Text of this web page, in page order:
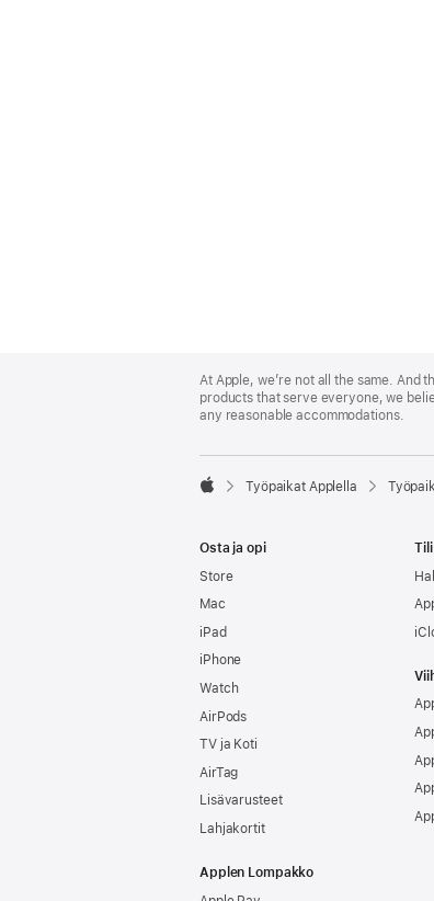
Footer
At Apple, we’re not all the same. And
products that serve everyone, we
any reasonable accommodations.

Työpaikat Applella
Osta ja opi
Store
Mac
iPad
iPhone
Watch
AirPods
TV ja Koti
AirTag
Lisävarusteet
Lahjakortit
Applen Lompakko
Tili